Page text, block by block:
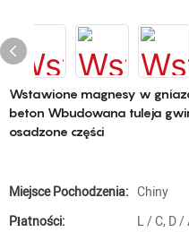
Wstawione magnesy w
beton Wbudowana tuleja
osadzone części
Miejsce Pochodzenia: Chiny
Płatności:
L / C, D /